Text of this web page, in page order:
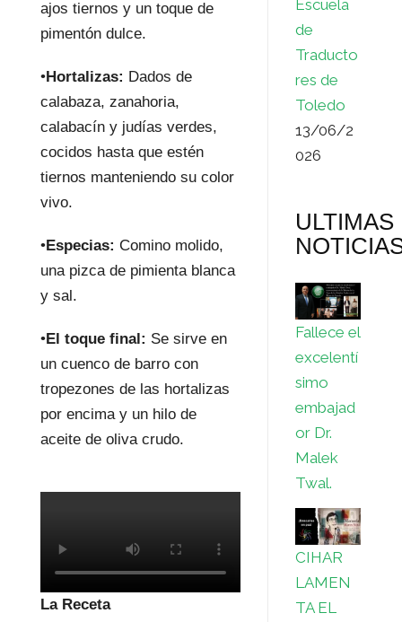
ajos tiernos y un toque de
pimentón dulce.
•Hortalizas: Dados de
calabaza, zanahoria,
calabacín y judías verdes,
cocidos hasta que estén
tiernos manteniendo su color
vivo.
•Especias: Comino molido,
una pizca de pimienta blanca
y sal.
•El toque final: Se sirve en
un cuenco de barro con
tropezones de las hortalizas
por encima y un hilo de
aceite de oliva crudo.
La Receta
Escuela
de
Traducto
res de
Toledo
13/06/2
026
ULTIMAS
Fallece el
excelentí
simo
embajad
or Dr.
Malek
Twal.
CIHAR
LAMEN
TA EL